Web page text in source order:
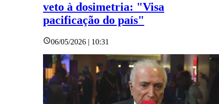
veto à dosimetria: "Visa
pacificação do país"
06/05/2026 | 10:31